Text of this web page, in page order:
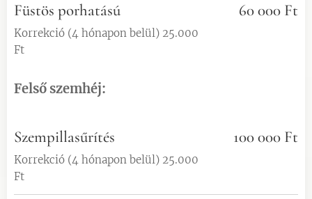
Füstös porhatású
Korrekció (4 hónapon belül) 25.000
Ft
60 000 Ft
Felső szemhéj:
Szempillasűrítés
Korrekció (4 hónapon belül) 25.000
Ft
100 000 Ft